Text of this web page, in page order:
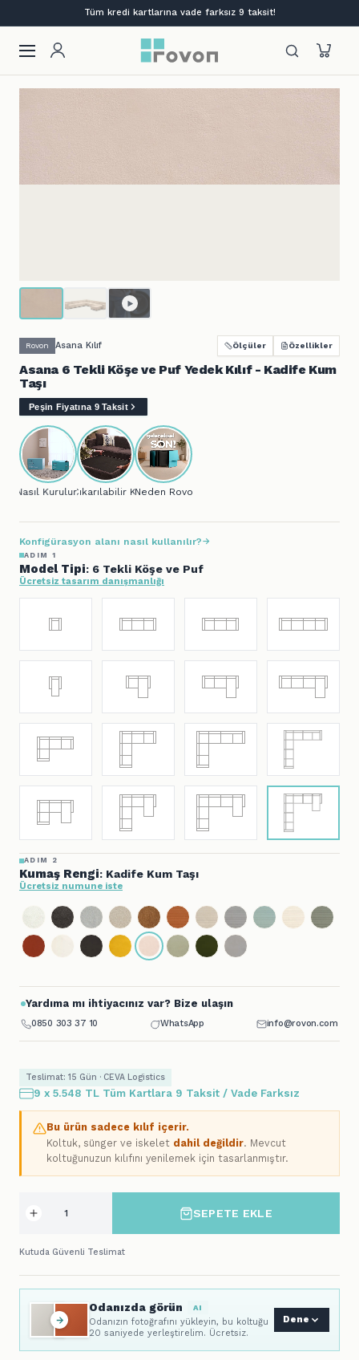
Tüm kredi kartlarına vade farksız 9 taksit!
Rovon Asana Kılıf Ölçüler Özellikler
Asana 6 Tekli Köşe ve Puf Yedek Kılıf - Kadife Kum
Taşı
Peşin Fiyatına 9 Taksit
Nasıl Kurulur?Çıkarılabilir KılıfNeden Rovon?
Konfigürasyon alanı nasıl kullanılır?
ADIM 1
Model Tipi: 6 Tekli Köşe ve Puf
Ücretsiz tasarım danışmanlığı
ADIM 2
Kumaş Rengi: Kadife Kum Taşı
Ücretsiz numune iste
Yardıma mı ihtiyacınız var? Bize ulaşın
0850 303 37 10 WhatsApp info@rovon.com
Teslimat: 15 Gün · CEVA Logistics
9 x 5.548 TL Tüm Kartlara 9 Taksit / Vade Farksız
Bu ürün sadece kılıf içerir.
Koltuk, sünger ve iskelet dahil değildir. Mevcut
koltuğunuzun kılıfını yenilemek için tasarlanmıştır.
SEPETE EKLE
Kutuda Güvenli Teslimat
Odanızda görün AI
Odanızın fotoğrafını yükleyin, bu koltuğu
20 saniyede yerleştirelim. Ücretsiz.
Dene